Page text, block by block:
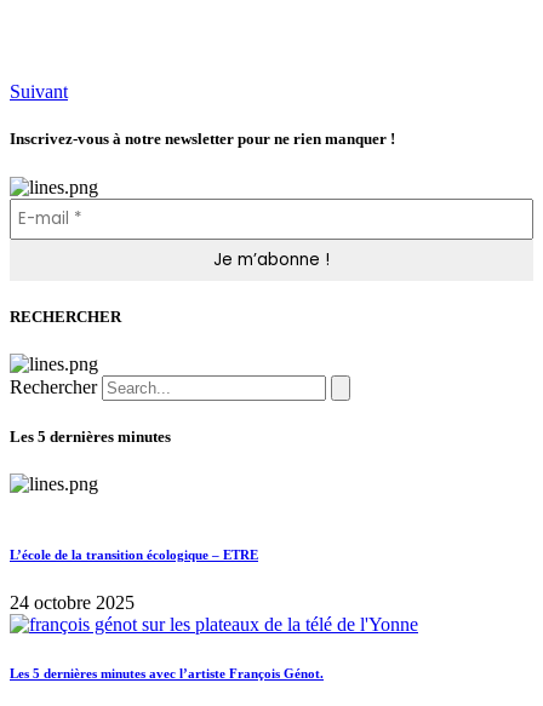
Suivant
Inscrivez-vous à notre newsletter pour ne rien manquer !
RECHERCHER
Rechercher
Les 5 dernières minutes
L’école de la transition écologique – ETRE
24 octobre 2025
Les 5 dernières minutes avec l’artiste François Génot.